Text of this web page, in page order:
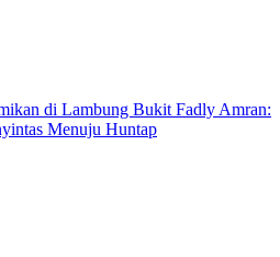
di Lambung Bukit Fadly Amran:
Menuju Huntap